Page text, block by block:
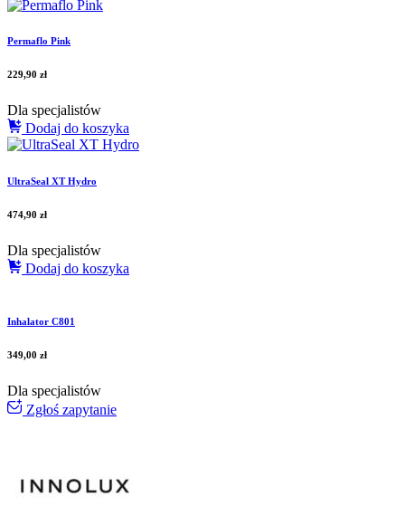
Permaflo Pink
229,90 zł
Dla specjalistów
Dodaj do koszyka
UltraSeal XT Hydro
474,90 zł
Dla specjalistów
Dodaj do koszyka
Inhalator C801
349,00 zł
Dla specjalistów
Zgłoś zapytanie